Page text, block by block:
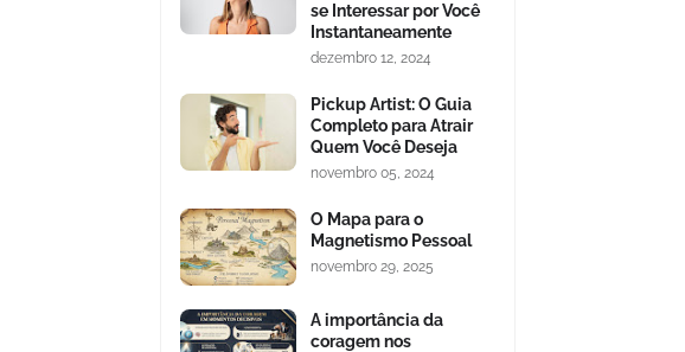
se Interessar por Você
Instantaneamente
dezembro 12, 2024
Pickup Artist: O Guia
Completo para Atrair
Quem Você Deseja
novembro 05, 2024
O Mapa para o
Magnetismo Pessoal
novembro 29, 2025
A importância da
coragem nos